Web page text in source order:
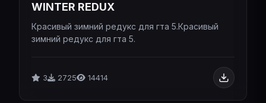
WINTER REDUX
Красивый зимний редукс для гта 5.Красивый
зимний редукс для гта 5.
3 2725 14414